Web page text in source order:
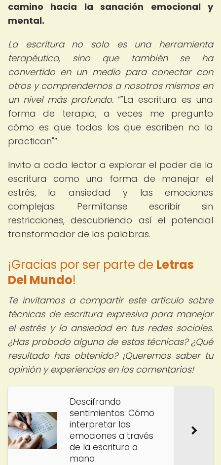
camino hacia la sanación emocional y
mental.
La escritura no solo es una herramienta
terapéutica, sino que también se ha
convertido en un medio para conectar con
otros y comprendernos a nosotros mismos en
un nivel más profundo. "La escritura es una
forma de terapia; a veces me pregunto
cómo es que todos los que escriben no la
practican" .
Invito a cada lector a explorar el poder de la
escritura como una forma de manejar el
estrés, la ansiedad y las emociones
complejas. Permítanse escribir sin
restricciones, descubriendo así el potencial
transformador de las palabras.
¡Gracias por ser parte de Letras
Del Mundo!
Te invitamos a compartir este artículo sobre
técnicas de escritura expresiva para manejar
el estrés y la ansiedad en tus redes sociales.
¿Has probado alguna de estas técnicas? ¿Qué
resultado has obtenido? ¡Queremos saber tu
opinión y experiencias en los comentarios!
Descifrando
sentimientos: Cómo
interpretar las
emociones a través
de la escritura a
mano